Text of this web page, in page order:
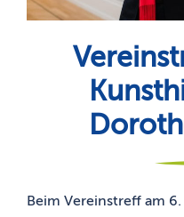
Beim Vereinstreff am